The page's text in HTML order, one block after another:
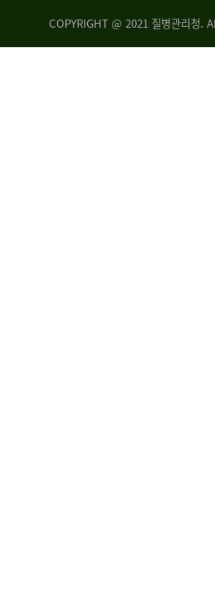
COPYRIGHT @ 2021 질병관리청.